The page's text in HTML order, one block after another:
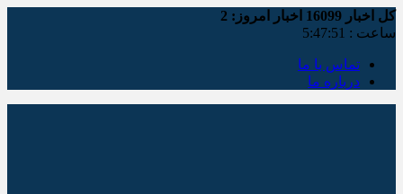
کل اخبار اخبار امروز: 2
ساعت : 5:47:52
تماس با ما
درباره ما